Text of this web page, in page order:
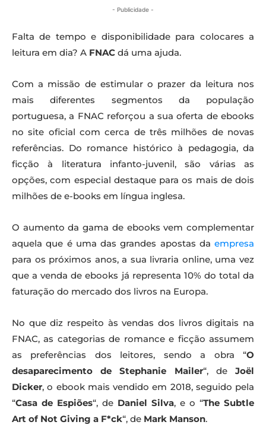
- Publicidade -
Falta de tempo e disponibilidade para colocares a
leitura em dia? A FNAC dá uma ajuda.
Com a missão de estimular o prazer da leitura nos
mais diferentes segmentos da população
portuguesa, a FNAC reforçou a sua oferta de ebooks
no site oficial com cerca de três milhões de novas
referências. Do romance histórico à pedagogia, da
ficção à literatura infanto-juvenil, são várias as
opções, com especial destaque para os mais de dois
milhões de e-books em língua inglesa.
O aumento da gama de ebooks vem complementar
aquela que é uma das grandes apostas da empresa
para os próximos anos, a sua livraria online, uma vez
que a venda de ebooks já representa 10% do total da
faturação do mercado dos livros na Europa.
No que diz respeito às vendas dos livros digitais na
FNAC, as categorias de romance e ficção assumem
as preferências dos leitores, sendo a obra “O
desaparecimento de Stephanie Mailer“, deJoël
Dicker, o ebook mais vendido em 2018, seguido pela
“Casa de Espiões“, de Daniel Silva, e o “The Subtle
Art of Not Giving a F*ck“, de Mark Manson.